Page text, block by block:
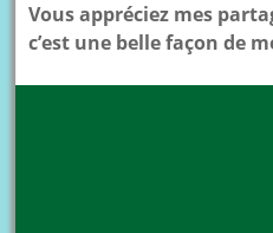
Vous appréciez mes
c’est une belle façon de